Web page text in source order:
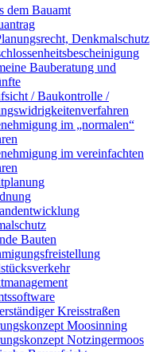
dem Bauamt
Denkmalschutz
Bauberatung und
/ Baukontrolle /
im „normalen“
im vereinfachten
Bauten
Kreisstraßen
Moosinning
Notzingermoos